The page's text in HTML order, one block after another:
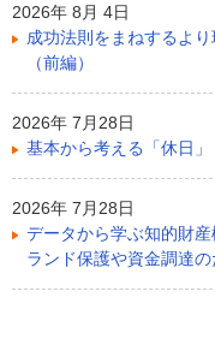
2026年 8月 4日
成功法則をまねするより
（前編）
2026年 7月28日
基本から考える「休日」
2026年 7月28日
データから学ぶ知的財
ランド保護や資金調達の